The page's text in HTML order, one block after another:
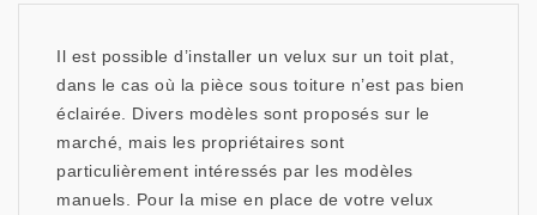
Il est possible d’installer un velux sur un toit plat,
dans le cas où la pièce sous toiture n’est pas bien
éclairée. Divers modèles sont proposés sur le
marché, mais les propriétaires sont
particulièrement intéressés par les modèles
manuels. Pour la mise en place de votre velux